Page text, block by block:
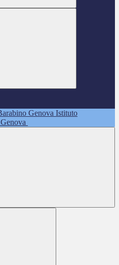
Istituto
Genova